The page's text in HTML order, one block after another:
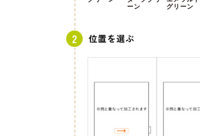
ーン
グリーン
位置を選ぶ